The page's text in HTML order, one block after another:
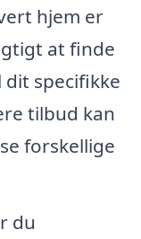
hjem er
at finde
specifikke
tilbud kan
forskellige
du